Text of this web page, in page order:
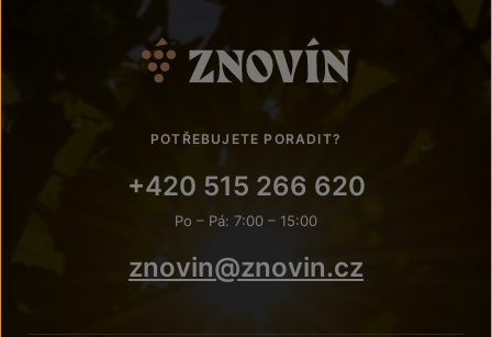
POTŘEBUJETE PORADIT?
+420 515 266 620
Po – Pá: 7:00 – 15:00
znovin@znovin.cz